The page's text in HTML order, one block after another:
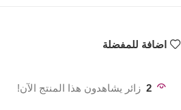
اضافة للمفضلة
2 زائر يشاهدون هذا المنتج الآن!